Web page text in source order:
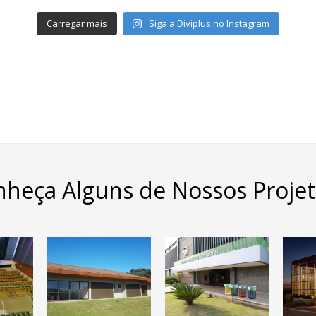
Carregar mais Siga a Diviplus no Instagram
Alguns de Nossos